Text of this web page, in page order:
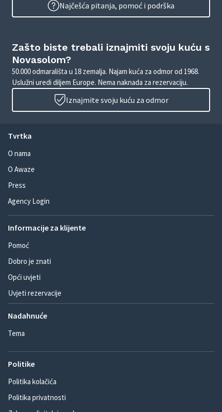
Najčešća pitanja, pomoć i podrška
Zašto biste trebali iznajmiti svoju kuću s
Novasolom?
50.000 odmarališta u 18 zemalja. Najam kuća za odmor od 1968.
Uslužni uredi diljem Europe. Nema naknada za rezervaciju.
Iznajmite svoju kuću za odmor
Tvrtka
O nama
O Awaze
Press
Agency Login
Informacije za klijente
Pomoć
Dobro je znati
Opći uvjeti
Uvjeti rezervacije
Nadahnuće
Tema
Politike
Politika kolačića
Politika privatnosti